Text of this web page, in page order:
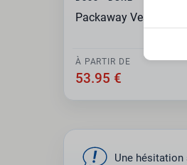
Packaway Veste
À PARTIR DE
53.95 €
Une